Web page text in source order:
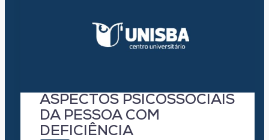
ASPECTOS PSICOSSOCIAIS
DA PESSOA COM
DEFICIÊNCIA